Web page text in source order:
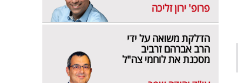
פרופ' ירון זליכה
הדלקת משואה על ידי
הרב אברהם זרביב
מסכנת את לוחמי צה"ל